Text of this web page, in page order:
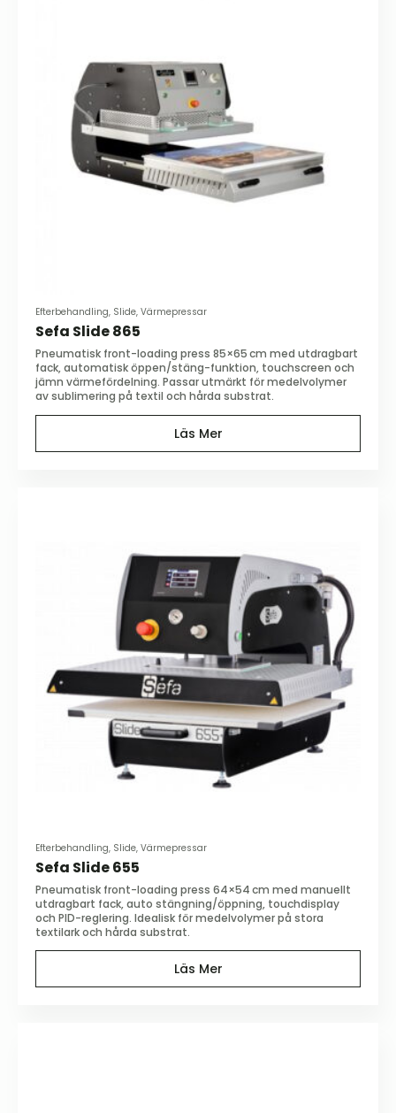
Efterbehandling, Slide, Värmepressar
Sefa Slide 865
Pneumatisk front-loading press 85×65 cm med utdragbart
fack, automatisk öppen/stäng-funktion, touchscreen och
jämn värmefördelning. Passar utmärkt för medelvolymer
av sublimering på textil och hårda substrat.
Läs Mer
Efterbehandling, Slide, Värmepressar
Sefa Slide 655
Pneumatisk front-loading press 64×54 cm med manuellt
utdragbart fack, auto stängning/öppning, touchdisplay
och PID-reglering. Idealisk för medelvolymer på stora
textilark och hårda substrat.
Läs Mer